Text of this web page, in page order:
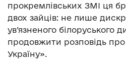
прокремлівських ЗМІ ця
двох зайців: не лише
ув’язненого білоруського
продовжити розповідь
Україну».